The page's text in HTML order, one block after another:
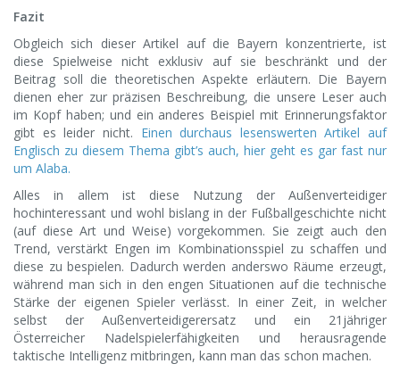
Fazit
Obgleich sich dieser Artikel auf die Bayern konzentrierte, ist
diese Spielweise nicht exklusiv auf sie beschränkt und der
Beitrag soll die theoretischen Aspekte erläutern. Die Bayern
dienen eher zur präzisen Beschreibung, die unsere Leser auch
im Kopf haben; und ein anderes Beispiel mit Erinnerungsfaktor
gibt es leider nicht. Einen durchaus lesenswerten Artikel auf
Englisch zu diesem Thema gibt’s auch, hier geht es gar fast nur
um Alaba.
Alles in allem ist diese Nutzung der Außenverteidiger
hochinteressant und wohl bislang in der Fußballgeschichte nicht
(auf diese Art und Weise) vorgekommen. Sie zeigt auch den
Trend, verstärkt Engen im Kombinationsspiel zu schaffen und
diese zu bespielen. Dadurch werden anderswo Räume erzeugt,
während man sich in den engen Situationen auf die technische
Stärke der eigenen Spieler verlässt. In einer Zeit, in welcher
selbst der Außenverteidigerersatz und ein 21jähriger
Österreicher Nadelspielerfähigkeiten und herausragende
taktische Intelligenz mitbringen, kann man das schon machen.